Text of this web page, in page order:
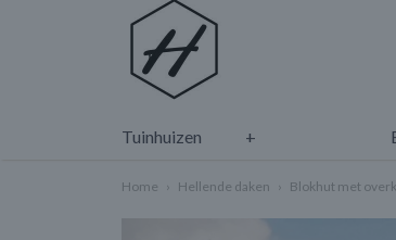
Tuinhuizen +
Home › Hellende daken › Blokhut met